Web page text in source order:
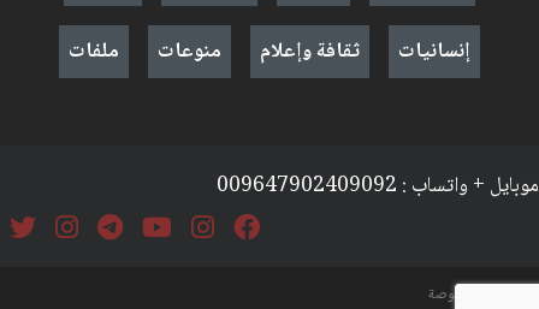
إنسانيات
ثقافة وإعلام منوعات ملفات
موبايل + واتساب : 009647902409092
السياسة والخصوصة